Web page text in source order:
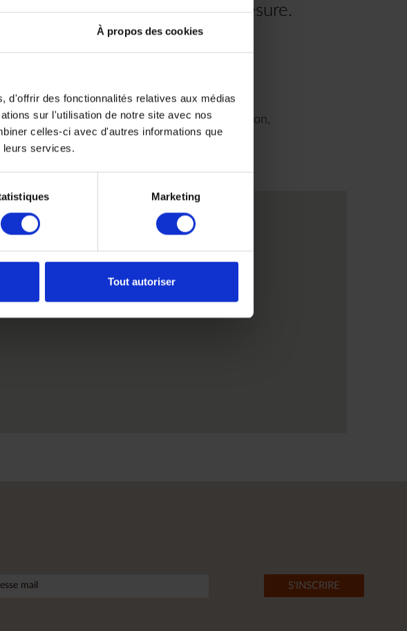
À propos des cookies
d'offrir des fonctionnalités relatives aux médias
sur l'utilisation de notre site avec nos
celles-ci avec d'autres informations que
leurs services.
Marketing
Tout autoriser
votre voyage à votre mesure.
nous
Vendredi de 09H00 à 18H30 sans interruption,
sur rendez-vous
Valois 75001 Paris